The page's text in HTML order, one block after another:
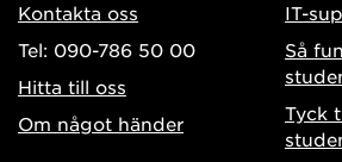
Kontakta oss
Tel: 090-786 50 00
Hitta till oss
Om något händer
IT-
Så
Tyck